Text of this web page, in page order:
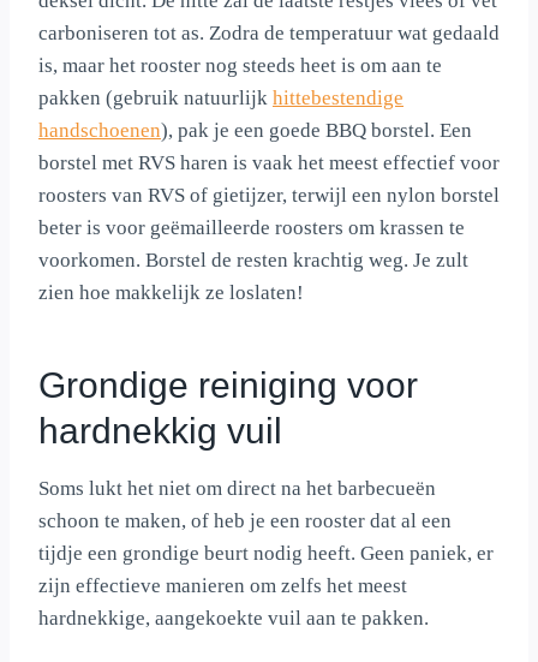
carboniseren tot as. Zodra de temperatuur wat gedaald
is, maar het rooster nog steeds heet is om aan te
pakken (gebruik natuurlijk hittebestendige
handschoenen), pak je een goede BBQ borstel. Een
borstel met RVS haren is vaak het meest effectief voor
roosters van RVS of gietijzer, terwijl een nylon borstel
beter is voor geëmailleerde roosters om krassen te
voorkomen. Borstel de resten krachtig weg. Je zult
zien hoe makkelijk ze loslaten!
Grondige reiniging voor
hardnekkig vuil
Soms lukt het niet om direct na het barbecueën
schoon te maken, of heb je een rooster dat al een
tijdje een grondige beurt nodig heeft. Geen paniek, er
zijn effectieve manieren om zelfs het meest
hardnekkige, aangekoekte vuil aan te pakken.